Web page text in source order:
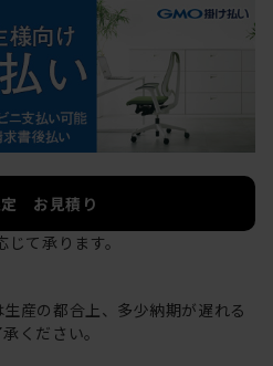
定 お見積り
じて承ります。
産の都合上、多少納期が遅れる
ください。